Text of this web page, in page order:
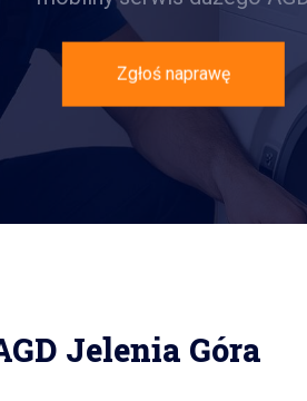
serwis dużego AGD
Zgłoś naprawę
Jelenia Góra